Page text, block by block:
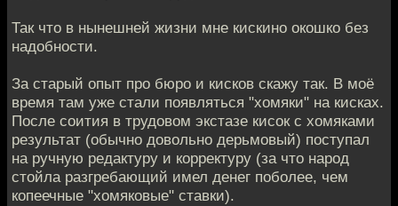
Так что в нынешней жизни мне кискино окошко без
надобности.
За старый опыт про бюро и кисков скажу так. В моё
время там уже стали появляться "хомяки" на кисках.
После соития в трудовом экстазе кисок с хомяками
результат (обычно довольно дерьмовый) поступал
на ручную редактуру и корректуру (за что народ
стойла разгребающий имел денег поболее, чем
копеечные "хомяковые" ставки).